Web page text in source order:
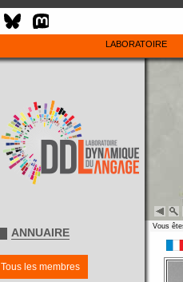
LABORATOIRE
ANNUAIRE
Tous les membres
Vous